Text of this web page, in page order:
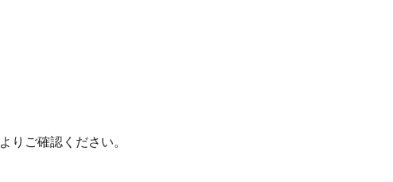
よりご確認ください。